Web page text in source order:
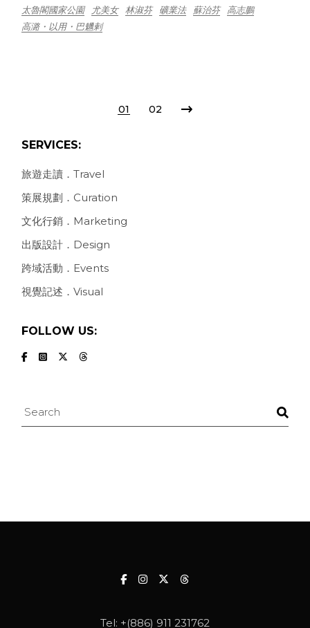
太魯閣國家公園
尤美女 林淑芬 礦業法 蘇治芬
高志鵬
高潞・以用・巴魕剌
PAGINATION
01 02
SERVICES:
旅遊走讀．Travel
策展規劃．Curation
文化行銷．Marketing
出版設計．Design
跨域活動．Events
視覺記述．Visual
FOLLOW US:
Search
Tel: +(886) 911 231762